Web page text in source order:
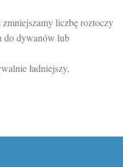
zmniejszamy liczbę roztoczy
do dywanów lub
ładniejszy,